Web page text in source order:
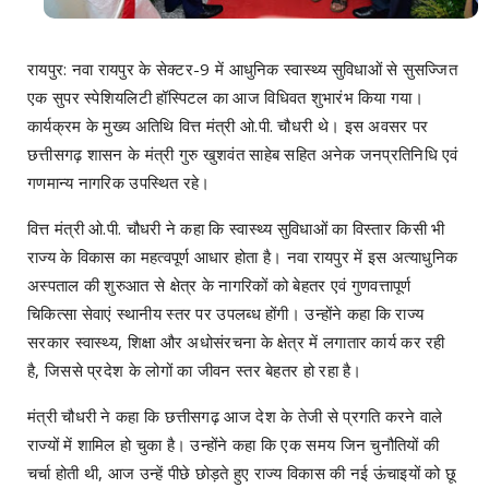
रायपुर: नवा रायपुर के सेक्टर-9 में आधुनिक स्वास्थ्य सुविधाओं से सुसज्जित
एक सुपर स्पेशियलिटी हॉस्पिटल का आज विधिवत शुभारंभ किया गया।
कार्यक्रम के मुख्य अतिथि वित्त मंत्री ओ.पी. चौधरी थे। इस अवसर पर
छत्तीसगढ़ शासन के मंत्री गुरु खुशवंत साहेब सहित अनेक जनप्रतिनिधि एवं
गणमान्य नागरिक उपस्थित रहे।
वित्त मंत्री ओ.पी. चौधरी ने कहा कि स्वास्थ्य सुविधाओं का विस्तार किसी भी
राज्य के विकास का महत्वपूर्ण आधार होता है। नवा रायपुर में इस अत्याधुनिक
अस्पताल की शुरुआत से क्षेत्र के नागरिकों को बेहतर एवं गुणवत्तापूर्ण
चिकित्सा सेवाएं स्थानीय स्तर पर उपलब्ध होंगी। उन्होंने कहा कि राज्य
सरकार स्वास्थ्य, शिक्षा और अधोसंरचना के क्षेत्र में लगातार कार्य कर रही
है, जिससे प्रदेश के लोगों का जीवन स्तर बेहतर हो रहा है।
मंत्री चौधरी ने कहा कि छत्तीसगढ़ आज देश के तेजी से प्रगति करने वाले
राज्यों में शामिल हो चुका है। उन्होंने कहा कि एक समय जिन चुनौतियों की
चर्चा होती थी, आज उन्हें पीछे छोड़ते हुए राज्य विकास की नई ऊंचाइयों को छू